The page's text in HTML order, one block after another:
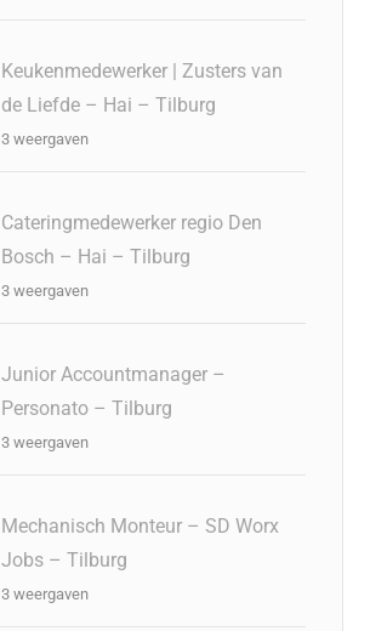
Keukenmedewerker | Zusters van
de Liefde – Hai – Tilburg
3 weergaven
Cateringmedewerker regio Den
Bosch – Hai – Tilburg
3 weergaven
Junior Accountmanager –
Personato – Tilburg
3 weergaven
Mechanisch Monteur – SD Worx
Jobs – Tilburg
3 weergaven